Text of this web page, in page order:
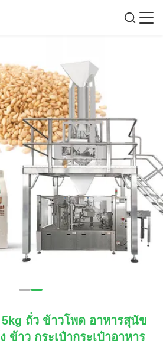
ถั่ว ข้าวโพด อาหารสุนัข
ข้าว กระเป๋ากระเป๋าอาหาร